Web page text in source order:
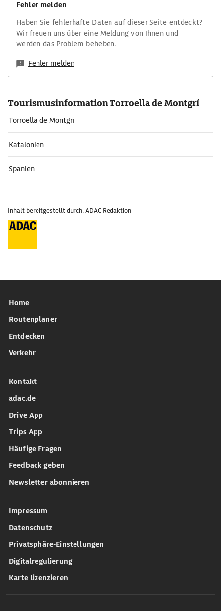
Fehler melden
Haben Sie fehlerhafte Daten auf dieser Seite entdeckt?
Wir freuen uns über eine Meldung von Ihnen und
werden das Problem beheben.
Fehler melden
Tourismusinformation Torroella de Montgrí
Torroella de Montgrí
Katalonien
Spanien
Inhalt bereitgestellt durch: ADAC Redaktion
Home
Routenplaner
Entdecken
Verkehr
Kontakt
adac.de
Drive App
Trips App
Häufige Fragen
Feedback geben
Newsletter abonnieren
Impressum
Datenschutz
Privatsphäre-Einstellungen
Digitalregulierung
Karte lizenzieren